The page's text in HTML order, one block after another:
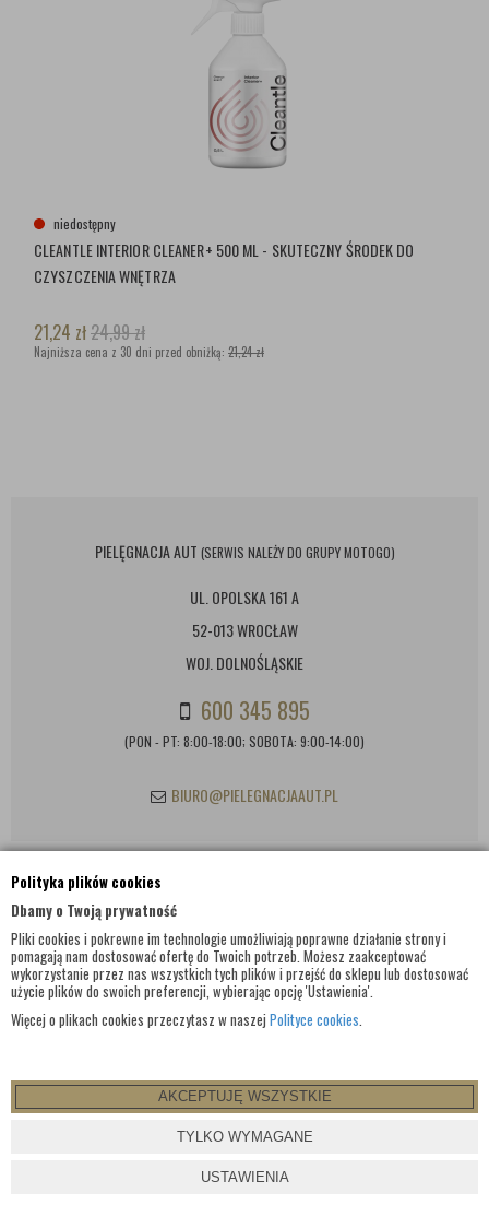
Polityka plików cookies
Dbamy o Twoją prywatność
Pliki cookies i pokrewne im technologie umożliwiają poprawne działanie strony i
pomagają nam dostosować ofertę do Twoich potrzeb. Możesz zaakceptować
wykorzystanie przez nas wszystkich tych plików i przejść do sklepu lub dostosować
użycie plików do swoich preferencji, wybierając opcję 'Ustawienia'.
Więcej o plikach cookies przeczytasz w naszej Polityce cookies.
AKCEPTUJĘ WSZYSTKIE
TYLKO WYMAGANE
USTAWIENIA
niedostępny
CLEANTLE INTERIOR CLEANER+ 500 ML - SKUTECZNY ŚRODEK DO
CZYSZCZENIA WNĘTRZA
21,24 zł24,99zł
Najniższa cena z 30 dni przed obniżką: 21,24 zł
PIELĘGNACJA AUT (SERWIS NALEŻY DO GRUPY MOTOGO)
UL. OPOLSKA 161 A
52-013 WROCŁAW
WOJ. DOLNOŚLĄSKIE
600 345 895
(PON - PT: 8:00-18:00; SOBOTA: 9:00-14:00)
BIURO@PIELEGNACJAAUT.PL
INFORMACJE KONTAKTOWE
© WSZELKIE PRAWA ZASTRZEŻONE 2017 |PIELEGNACJAAUT.PL